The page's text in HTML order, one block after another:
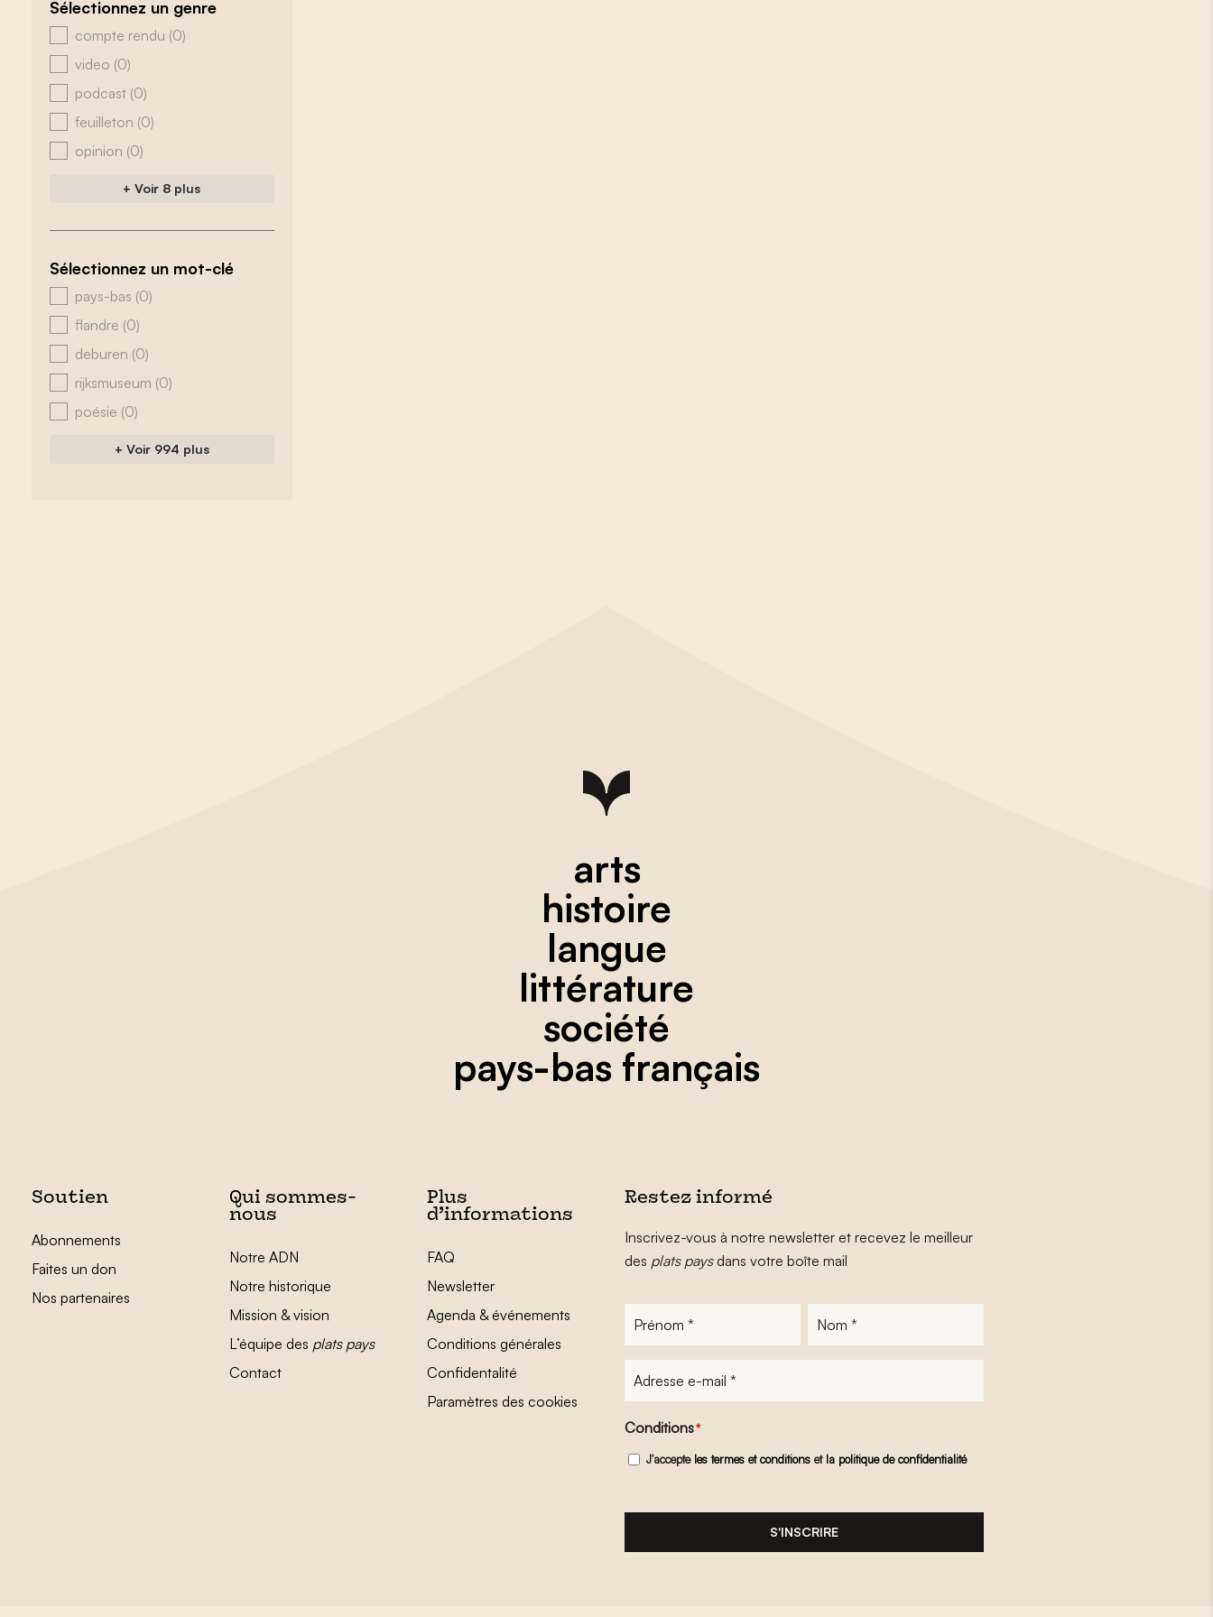
Sélectionnez un genre
zoeken - genre
compte rendu (0)
video (0)
podcast (0)
feuilleton (0)
opinion (0)
+ Voir 8 plus
Sélectionnez un mot-clé
zoeken - tags
pays-bas (0)
flandre (0)
deburen (0)
rijksmuseum (0)
poésie (0)
+ Voir 994 plus
arts
histoire
langue
littérature
société
pays-bas français
Soutien
Abonnements
Faites un don
Nos partenaires
Qui sommes-
nous
Notre ADN
Notre historique
Mission & vision
L’équipe des plats pays
Contact
Plus
d’informations
FAQ
Newsletter
Agenda & événements
Conditions générales
Confidentalité
Paramètres des cookies
Restez informé
Inscrivez-vous à notre newsletter et recevez le meilleur
des plats paysdans votre boîte mail
Prénom Nom
Adresse
mail
Conditions*
J'accepte les termes et conditionset la politique de confidentialité
S'INSCRIRE